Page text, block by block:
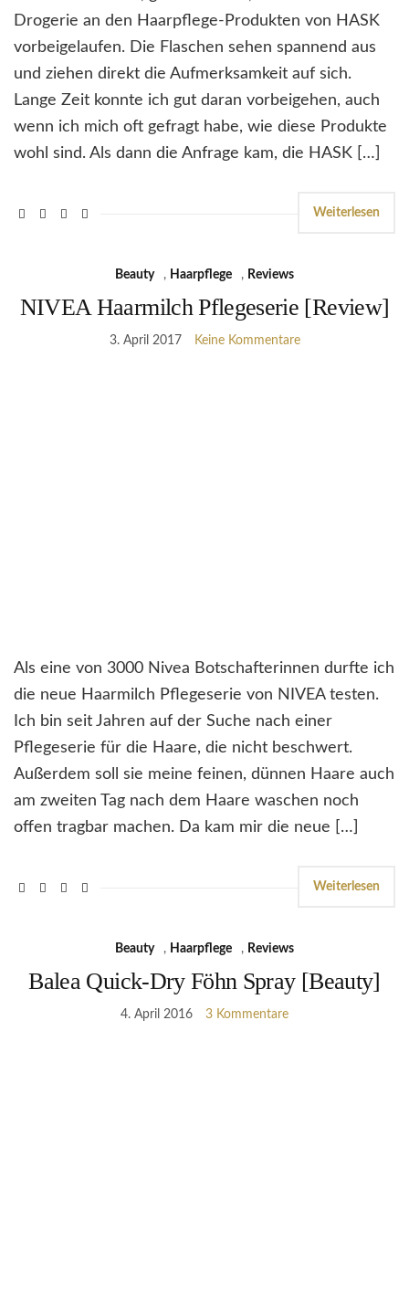
Drogerie an den Haarpflege-Produkten von HASK
vorbeigelaufen. Die Flaschen sehen spannend aus
und ziehen direkt die Aufmerksamkeit auf sich.
Lange Zeit konnte ich gut daran vorbeigehen, auch
wenn ich mich oft gefragt habe, wie diese Produkte
wohl sind. Als dann die Anfrage kam, die HASK […]
Weiterlesen
Beauty , Haarpflege , Reviews
NIVEA Haarmilch Pflegeserie [Review]
3. April 2017 Keine Kommentare
Als eine von 3000 Nivea Botschafterinnen durfte ich
die neue Haarmilch Pflegeserie von NIVEA testen.
Ich bin seit Jahren auf der Suche nach einer
Pflegeserie für die Haare, die nicht beschwert.
Außerdem soll sie meine feinen, dünnen Haare auch
am zweiten Tag nach dem Haare waschen noch
offen tragbar machen. Da kam mir die neue […]
Weiterlesen
Beauty , Haarpflege , Reviews
Balea Quick-Dry Föhn Spray [Beauty]
4. April 2016 3 Kommentare